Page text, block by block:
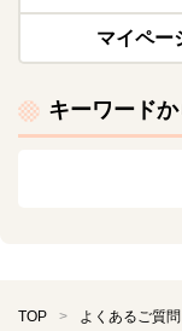
マイペー
キーワード
TOP よくあるご質問